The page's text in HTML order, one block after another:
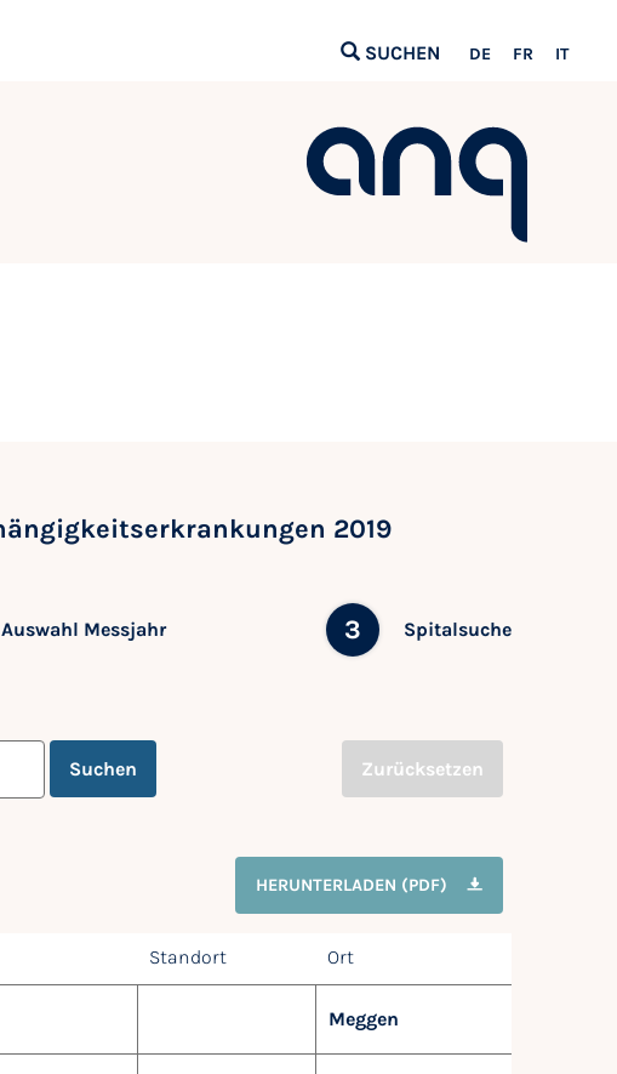
SUCHEN DE FR IT
2019
Auswahl Messjahr 3 Spitalsuche
Suchen Zurücksetzen
HERUNTERLADEN (PDF)
Standort Ort
Meggen